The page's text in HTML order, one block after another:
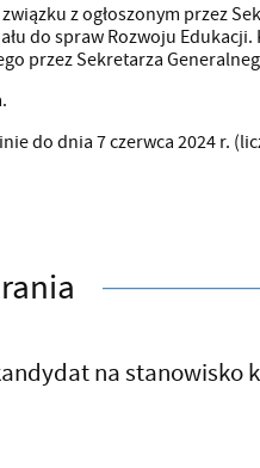
z ogłoszonym przez
do spraw Rozwoju
przez Sekretarza
do dnia 7 czerwca 2024 r.
na stanowisko